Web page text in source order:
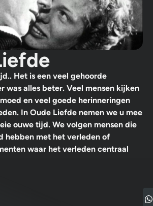
Het is een veel gehoorde
was alles beter. Veel mensen kijken
en veel goede herinneringen
In Oude Liefde nemen we u mee
ouwe tijd. We volgen mensen die
hebben met het verleden of
waar het verleden centraal